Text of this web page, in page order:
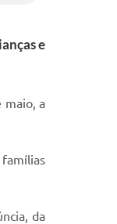
e
maio, a
famílias
da